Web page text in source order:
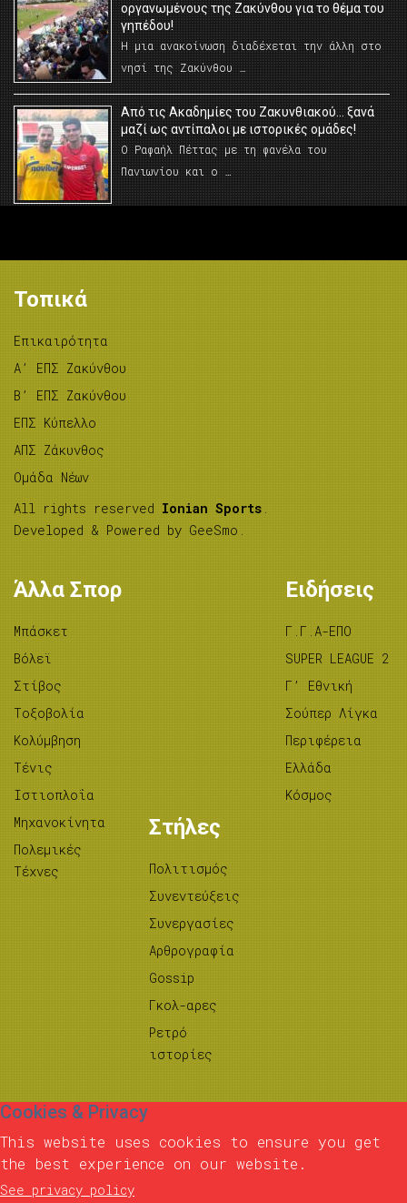
οργανωμένους της Ζακύνθου για το θέμα του
γηπέδου!
Η μια ανακοίνωση διαδέχεται την άλλη στο
νησί της Ζακύνθου …
Από τις Ακαδημίες του Ζακυνθιακού… ξανά
μαζί ως αντίπαλοι με ιστορικές ομάδες!
Ο Ραφαήλ Πέττας με τη φανέλα του
Πανιωνίου και ο …
Τοπικά
Επικαιρότητα
A’ ΕΠΣ Ζακύνθου
B’ ΕΠΣ Ζακύνθου
ΕΠΣ Κύπελλο
ΑΠΣ Ζάκυνθος
Ομάδα Νέων
All rights reserved Ionian Sports .
Developed & Powered by GeeSmo .
Άλλα Σπορ
Μπάσκετ
Βόλεϊ
Στίβος
Tοξοβολία
Κολύμβηση
Τένις
Ιστιοπλοΐα
Μηχανοκίνητα
Πολεμικές
Τέχνες
Ειδήσεις
Γ.Γ.Α-ΕΠΟ
SUPER LEAGUE 2
Γ’ Εθνική
Σούπερ Λίγκα
Περιφέρεια
Ελλάδα
Κόσμος
Στήλες
Πολιτισμός
Συνεντεύξεις
Συνεργασίες
Αρθρογραφία
Gossip
Γκολ-αρες
Ρετρό
ιστορίες
Cookies & Privacy
This website uses cookies to ensure you get
the best experience on our website.
See privacy policy